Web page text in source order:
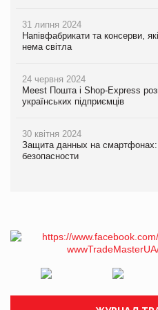
31 липня 2024
Напівфабрикати та консерви,
нема світла
24 червня 2024
Meest Пошта і Shop-Express
українських підприємців
30 квітня 2024
Защита данных на
безопасности